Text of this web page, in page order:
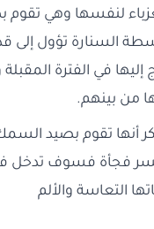
لنفسها وهي تقوم
السنارة تؤول إلى
في الفترة المقبلة
من بينهم.
أنها تقوم بصيد
فجأة فسوف تدخل
التعاسة والألم